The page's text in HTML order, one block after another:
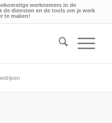
werknemers in de
diensten en de tools om je werk
te maken!